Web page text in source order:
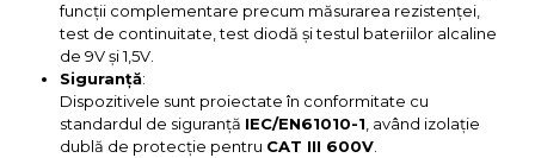
funcții complementare precum măsurarea rezistenței,
test de continuitate, test diodă și testul bateriilor alcaline
de 9V și 1,5V.
Siguranță:
Dispozitivele sunt proiectate în conformitate cu
standardul de siguranță IEC/EN61010-1, având izolație
dublă de protecție pentru CAT III 600V.